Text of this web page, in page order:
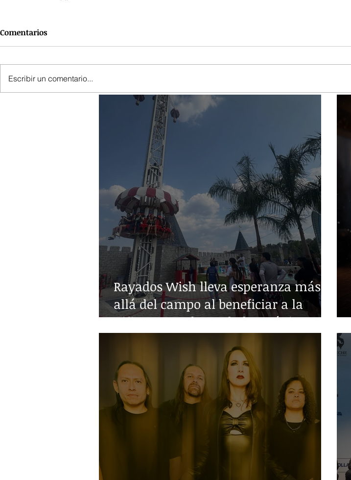
Comentarios
Escribir un comentario...
Rayados Wish lleva esperanza más
allá del campo al beneficiar a la
niñez con enfermedades crónicas